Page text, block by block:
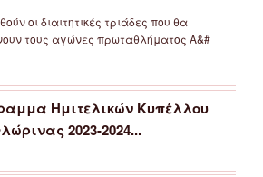
οι διαιτητικές τριάδες που θα
τους αγώνες πρωταθλήματος Α&#
Ημιτελικών Κυπέλλου
2023-2024...